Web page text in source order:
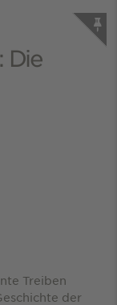
Die
Treiben
der